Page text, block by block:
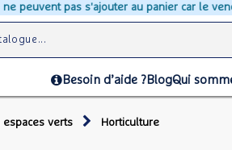
panier car le vendeur n'est pas en
Besoin d’aide ?BlogQui
espaces verts Horticulture